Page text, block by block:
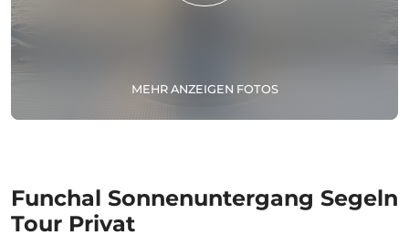
MEHR ANZEIGEN FOTOS
Funchal Sonnenuntergang Segeln
Tour Privat